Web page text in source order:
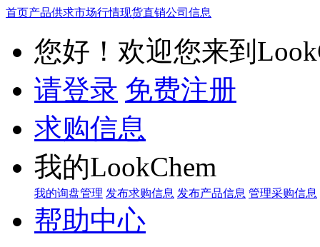
首页产品供求市场行情现货直销公司信息
您好！欢迎您来到
请登录 免费注册
求购信息
我的LookChem
我的询盘管理 发布求购信息 发布产品信息 管理采购信息
帮助中心